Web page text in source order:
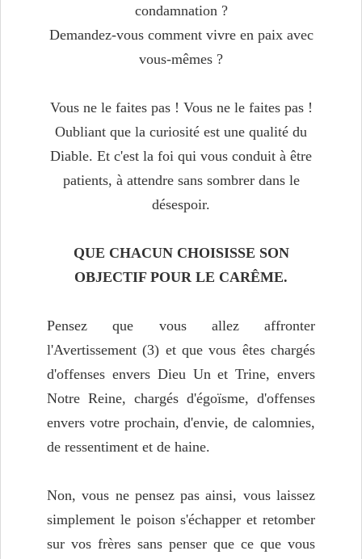
condamnation ?
Demandez-vous comment vivre en paix avec
vous-mêmes ?
Vous ne le faites pas ! Vous ne le faites pas !
Oubliant que la curiosité est une qualité du
Diable. Et c'est la foi qui vous conduit à être
patients, à attendre sans sombrer dans le
désespoir.
QUE CHACUN CHOISISSE SON
OBJECTIF POUR LE CARÊME.
Pensez que vous allez affronter
l'Avertissement (3) et que vous êtes chargés
d'offenses envers Dieu Un et Trine, envers
Notre Reine, chargés d'égoïsme, d'offenses
envers votre prochain, d'envie, de calomnies,
de ressentiment et de haine.
Non, vous ne pensez pas ainsi, vous laissez
simplement le poison s'échapper et retomber
sur vos frères sans penser que ce que vous